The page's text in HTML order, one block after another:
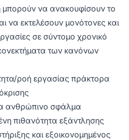
μπορούν να ανακουφίσουν το
να εκτελέσουν μονότονες και
σε σύντομο χρονικό
των κανόνων
ροή εργασίας πράκτορα
ανθρώπινο σφάλμα
πιθανότητα εξάντλησης
και εξοικονομημένος